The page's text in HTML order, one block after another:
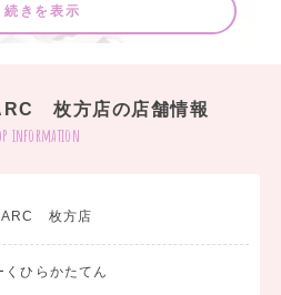
式や、謝恩会にぴったり！
流行りのモダン柄から、
続きを表示
枚方店の店舗情報
information
ARC 枚方店
くひらかたてん